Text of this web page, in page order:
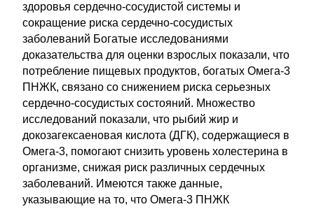
здоровья сердечно-сосудистой системы и
сокращение риска сердечно-сосудистых
заболеваний Богатые исследованиями
доказательства для оценки взрослых показали, что
потребление пищевых продуктов, богатых Омега-3
ПНЖК, связано со снижением риска серьезных
сердечно-сосудистых состояний. Множество
исследований показали, что рыбий жир и
докозагексаеновая кислота (ДГК), содержащиеся в
Омега-3, помогают снизить уровень холестерина в
организме, снижая риск различных сердечных
заболеваний. Имеются также данные,
указывающие на то, что Омега-3 ПНЖК